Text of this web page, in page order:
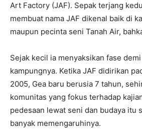
Art Factory (JAF). Sepak terjang
membuat nama JAF dikenal baik di
maupun pecinta seni Tanah Air,
Sejak kecil ia menyaksikan fase
kampungnya. Ketika JAF didirikan
2005, Gea baru berusia 7 tahun,
komunitas yang fokus terhadap
pedesaan lewat seni dan budaya itu
banyak memengaruhinya.